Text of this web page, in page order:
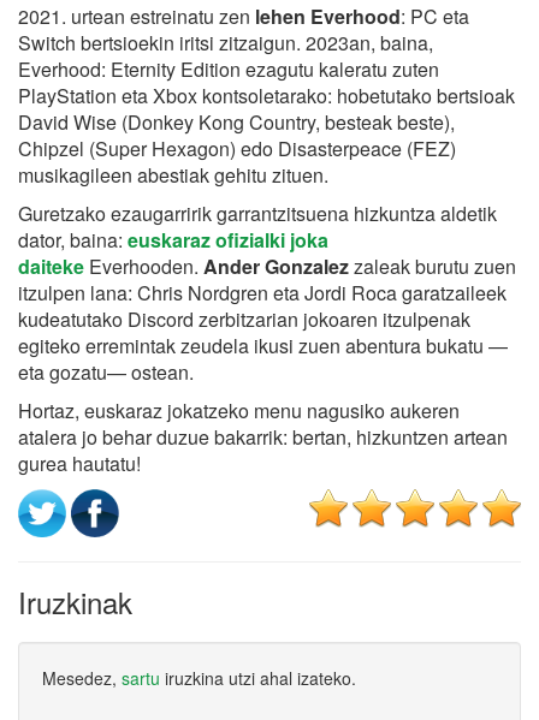
2021. urtean estreinatu zen lehen Everhood: PC eta
Switch bertsioekin iritsi zitzaigun. 2023an, baina,
Everhood: Eternity Edition ezagutu kaleratu zuten
PlayStation eta Xbox kontsoletarako: hobetutako bertsioak
David Wise (Donkey Kong Country, besteak beste),
Chipzel (Super Hexagon) edo Disasterpeace (FEZ)
musikagileen abestiak gehitu zituen.
Guretzako ezaugarririk garrantzitsuena hizkuntza aldetik
dator, baina: euskaraz ofizialki joka
daiteke Everhooden. Ander Gonzalezzaleak burutu zuen
itzulpen lana: Chris Nordgren eta Jordi Roca garatzaileek
kudeatutako Discord zerbitzarian jokoaren itzulpenak
egiteko erremintak zeudela ikusi zuen abentura bukatu —
eta gozatu— ostean.
Hortaz, euskaraz jokatzeko menu nagusiko aukeren
atalera jo behar duzue bakarrik: bertan, hizkuntzen artean
gurea hautatu!
Iruzkinak
Mesedez, sartu iruzkina utzi ahal izateko.